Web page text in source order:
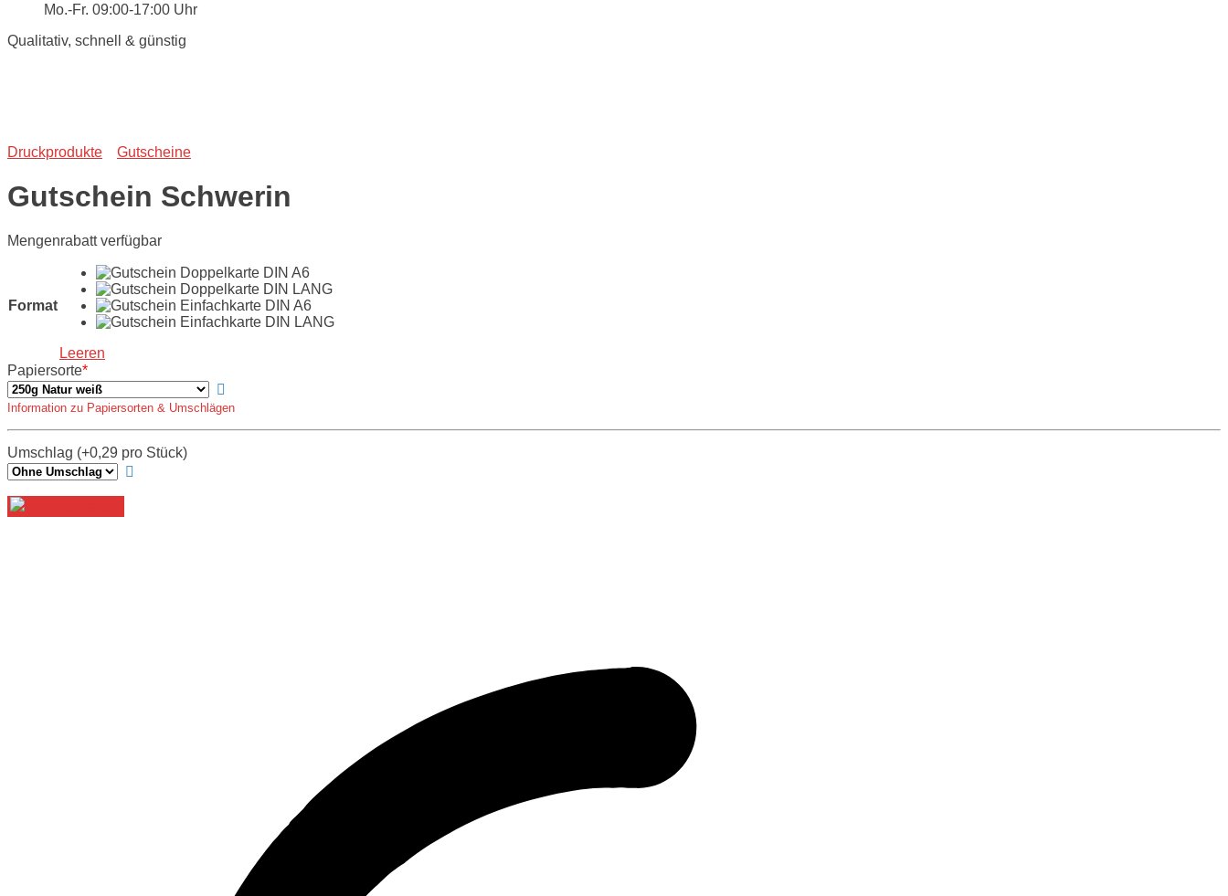
Mo.-Fr. 09:00-17:00 Uhr
Qualitativ, schnell & günstig
Druckprodukte Gutscheine
Gutschein Schwerin
Mengenrabatt verfügbar
Format
Leeren
*
Papiersorte
Information zu Papiersorten & Umschlägen
Umschlag (+0,29 pro Stück)